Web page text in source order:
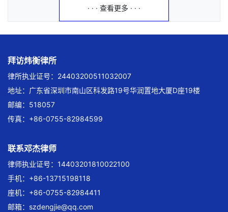
· · · 查看更多 · · ·
拜访炜衡律所
律所执业证号：24403200511032007
地址：广东省深圳市南山区科发路19号华润置地大厦D座19楼
邮编：518057
传真：+86-0755-82984599
联系邓杰律师
律师执业证号：14403201810022100
手机：+86-13715198118
座机：+86-0755-82984411
邮箱： szdengjie@qq.com